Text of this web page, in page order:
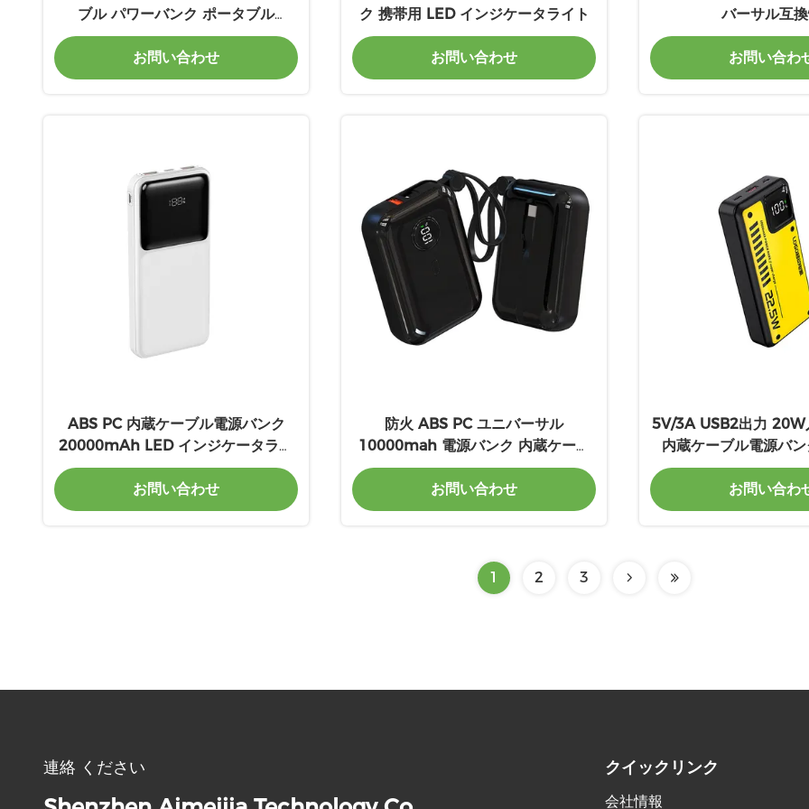
ブル パワーバンク ポータブル
149.2*69.3*30.4mm
お問い合わせ
ク 携帯用 LED インジケータライト
お問い合わせ
バーサル互
お問い合わ
ABS PC 内蔵ケーブル電源バンク
20000mAh LED インジケータライ
トとユニバーサル互換性
お問い合わせ
防火 ABS PC ユニバーサル
10000mah 電源バンク 内蔵ケーブ
ル
お問い合わせ
5V/3A USB2出力 20W
内蔵ケーブル電源バ
お問い合わ
1 2 3
連絡 ください クイックリンク
会社情報